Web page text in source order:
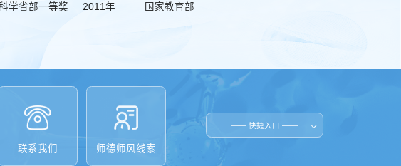
学省部一等奖 2011年 国家教育部
联系我们 师德师风线索
—— 快捷入口 ——
中华人民共和国教育部
中华人民共和国生态环境部